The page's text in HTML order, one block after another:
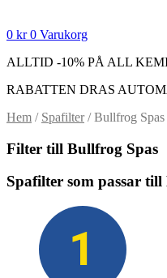
0 kr 0 Varukorg
ALLTID -10% PÅ ALL
RABATTEN DRAS
Hem / Spafilter/ Bullfrog Spas
Filter till Bullfrog Spas
Spafilter som passar
1